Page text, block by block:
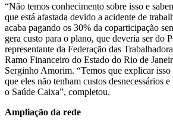
“Não temos conhecimento sobre isso e
que está afastada devido a acidente de
acaba pagando os 30% da coparticipação
gera custo para o plano, que deveria ser do
representante da Federação das
Ramo Financeiro do Estado do Rio de
Serginho Amorim. “Temos que explicar isso
que eles não tenham custos desnecessários
o Saúde Caixa”, completou.
Ampliação da rede